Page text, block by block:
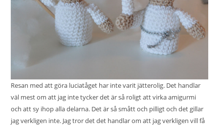
Resan med att göra luciatåget har inte varit jätterolig. Det handlar
väl mest om att jag inte tycker det är så roligt att virka amigurmi
och att sy ihop alla delarna. Det är så smått och pilligt och det gillar
jag verkligen inte. Jag tror det det handlar om att jag verkligen vill få